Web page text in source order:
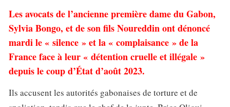
Les avocats de l’ancienne première dame du Gabon,
Sylvia Bongo, et de son fils Noureddin ont dénoncé
mardi le « silence » et la « complaisance » de la
France face à leur « détention cruelle et illégale »
depuis le coup d’État d’août 2023.
Ils accusent les autorités gabonaises de torture et de